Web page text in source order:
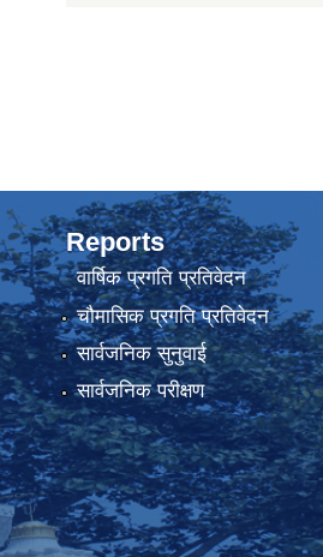
Reports
वार्षिक प्रगति प्रतिवेदन
चौमासिक प्रगति प्रतिवेदन
सार्वजनिक सुनुवाई
सार्वजनिक परीक्षण